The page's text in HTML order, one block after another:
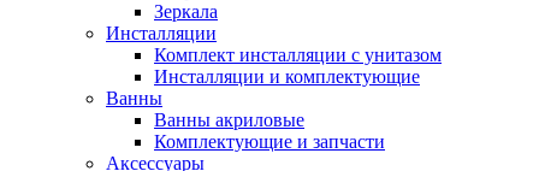
Зеркала
Инсталляции
Комплект инсталляции с унитазом
Инсталляции и комплектующие
Ванны
Ванны акриловые
Комплектующие и запчасти
Аксессуары